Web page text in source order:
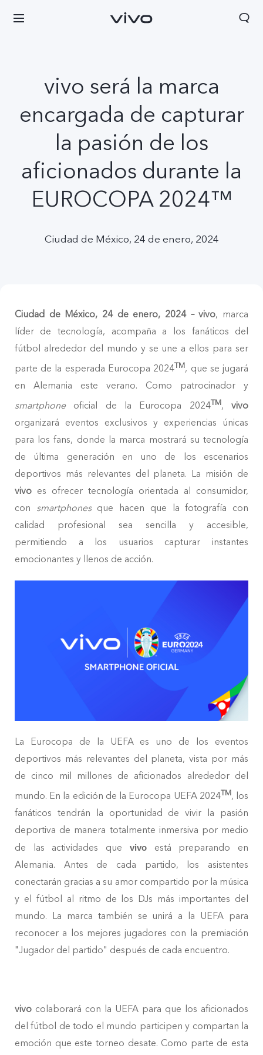
vivo será la marca
encargada de capturar
la pasión de los
aficionados durante la
EUROCOPA 2024™
Ciudad de México, 24 de enero, 2024
Ciudad de México, 24 de enero, 2024 – vivo, marca
líder de tecnología, acompaña a los fanáticos del
fútbol alrededor del mundo y se une a ellos para ser
parte de la esperada Eurocopa 2024TM, que se jugará
en Alemania este verano. Como patrocinador y
smartphoneoficial de la Eurocopa 2024TM,vivo
organizará eventos exclusivos y experiencias únicas
para los fans, donde la marca mostrará su tecnología
de última generación en uno de los escenarios
deportivos más relevantes del planeta. La misión de
vivoes ofrecer tecnología orientada al consumidor,
con smartphonesque hacen que la fotografía con
calidad profesional sea sencilla y accesible,
permitiendo a los usuarios capturar instantes
emocionantes y llenos de acción.
La Eurocopa de la UEFA es uno de los eventos
deportivos más relevantes del planeta, vista por más
de cinco mil millones de aficionados alrededor del
mundo. En la edición de la Eurocopa UEFA 2024TM, los
fanáticos tendrán la oportunidad de vivir la pasión
deportiva de manera totalmente inmersiva por medio
de las actividades que
vivoestá preparando en
Alemania. Antes de cada partido, los asistentes
conectarán gracias a su amor compartido por la música
y el fútbol al ritmo de los DJs más importantes del
mundo. La marca también se unirá a la UEFA para
reconocer a los mejores jugadores con la premiación
"Jugador del partido" después de cada encuentro.
vivocolaborará con la UEFA para que los aficionados
del fútbol de todo el mundo participen y compartan la
emoción que este torneo desate. Como parte de esta